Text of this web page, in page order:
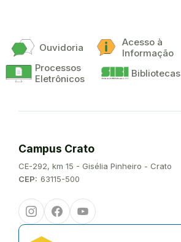
Ouvidoria
Acesso à
Informação
Processos
Eletrônicos
Bibliotecas
Campus Crato
Endereço:
CE-292, km 15 - Gisélia Pinheiro - Crato
CEP: 63115-500
InstagramFacebookYoutube